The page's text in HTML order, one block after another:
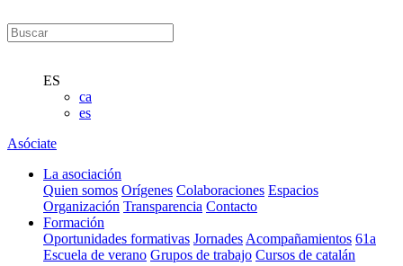
ES
ca
es
Asóciate
La asociación
Quien somos Orígenes Colaboraciones Espacios
Organización Transparencia Contacto
Formación
Oportunidades formativas Jornades Acompañamientos 61a
Escuela de verano Grupos de trabajo Cursos de catalán